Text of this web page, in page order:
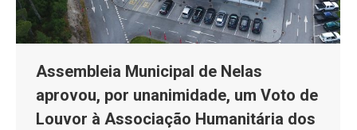
Assembleia Municipal de Nelas
aprovou, por unanimidade, um Voto de
Louvor à Associação Humanitária dos